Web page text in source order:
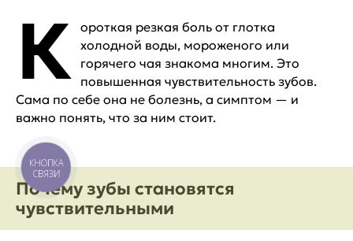
К ороткая резкая боль от глотка
холодной воды, мороженого или
горячего чая знакома многим. Это
повышенная чувствительность зубов.
Сама по себе она не болезнь, а симптом — и
важно понять, что за ним стоит.
Почему зубы становятся
чувствительными
КНОПКА
СВЯЗИ